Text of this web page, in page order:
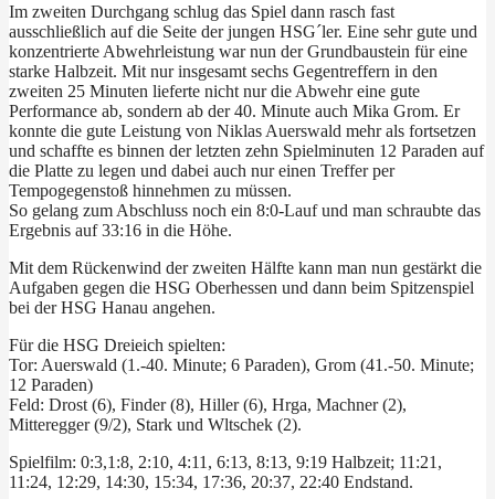
Im zweiten Durchgang schlug das Spiel dann rasch fast
ausschließlich auf die Seite der jungen HSG´ler. Eine sehr gute und
konzentrierte Abwehrleistung war nun der Grundbaustein für eine
starke Halbzeit. Mit nur insgesamt sechs Gegentreffern in den
zweiten 25 Minuten lieferte nicht nur die Abwehr eine gute
Performance ab, sondern ab der 40. Minute auch Mika Grom. Er
konnte die gute Leistung von Niklas Auerswald mehr als fortsetzen
und schaffte es binnen der letzten zehn Spielminuten 12 Paraden auf
die Platte zu legen und dabei auch nur einen Treffer per
Tempogegenstoß hinnehmen zu müssen.
So gelang zum Abschluss noch ein 8:0-Lauf und man schraubte das
Ergebnis auf 33:16 in die Höhe.
Mit dem Rückenwind der zweiten Hälfte kann man nun gestärkt die
Aufgaben gegen die HSG Oberhessen und dann beim Spitzenspiel
bei der HSG Hanau angehen.
Für die HSG Dreieich spielten:
Tor: Auerswald (1.-40. Minute; 6 Paraden), Grom (41.-50. Minute;
12 Paraden)
Feld: Drost (6), Finder (8), Hiller (6), Hrga, Machner (2),
Mitteregger (9/2), Stark und Wltschek (2).
Spielfilm: 0:3,1:8, 2:10, 4:11, 6:13, 8:13, 9:19 Halbzeit; 11:21,
11:24, 12:29, 14:30, 15:34, 17:36, 20:37, 22:40 Endstand.